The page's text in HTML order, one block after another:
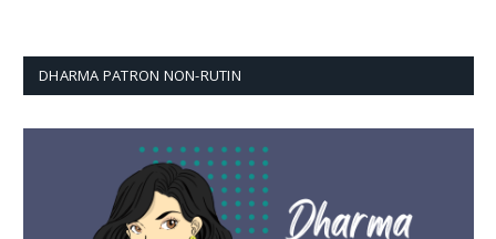
DHARMA PATRON NON-RUTIN